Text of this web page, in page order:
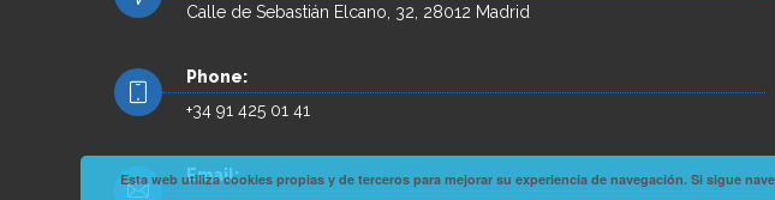
Calle de Sebastián Elcano, 32, 28012 Madrid
Phone:
+34 91 425 01 41
Email:
Esta web utiliza cookies propias y de terceros para mejorar su experiencia de navegación. Si sigue